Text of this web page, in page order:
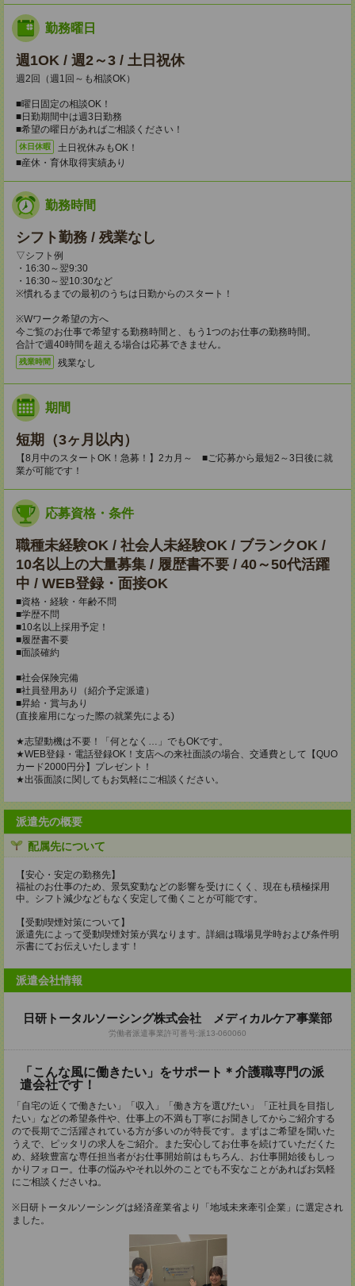
勤務曜日
週1OK / 週2～3 / 土日祝休
週2回（週1回～も相談OK）
■曜日固定の相談OK！
■日勤期間中は週3日勤務
■希望の曜日があればご相談ください！
休日休暇
土日祝休みもOK！
■産休・育休取得実績あり
勤務時間
シフト勤務 / 残業なし
▽シフト例
・16:30～翌9:30
・16:30～翌10:30など
※慣れるまでの最初のうちは日勤からのスタート！
※Wワーク希望の方へ
今ご覧のお仕事で希望する勤務時間と、もう1つのお仕事の勤務時間。
合計で週40時間を超える場合は応募できません。
残業時間 残業なし
期間
短期（3ヶ月以内）
【8月中のスタートOK！急募！】2カ月～ ■ご応募から最短2～3日後に就
業が可能です！
応募資格・条件
職種未経験OK / 社会人未経験OK / ブランクOK /
10名以上の大量募集 / 履歴書不要 / 40～50代活躍
中 / WEB登録・面接OK
■資格・経験・年齢不問
■学歴不問
■10名以上採用予定！
■履歴書不要
■面談確約
■社会保険完備
■社員登用あり（紹介予定派遣）
■昇給・賞与あり
(直接雇用になった際の就業先による)
★志望動機は不要！「何となく…」でもOKです。
★WEB登録・電話登録OK！支店への来社面談の場合、交通費として【QUO
カード2000円分】プレゼント！
★出張面談に関してもお気軽にご相談ください。
派遣先の概要
配属先について
【安心・安定の勤務先】
福祉のお仕事のため、景気変動などの影響を受けにくく、現在も積極採用
中。シフト減少などもなく安定して働くことが可能です。
【受動喫煙対策について】
派遣先によって受動喫煙対策が異なります。詳細は職場見学時および条件明
示書にてお伝えいたします！
派遣会社情報
日研トータルソーシング株式会社 メディカルケア事業部
労働者派遣事業許可番号:派13-060060
「こんな風に働きたい」をサポート＊介護職専門の派
遣会社です！
「自宅の近くで働きたい」「収入」「働き方を選びたい」「正社員を目指し
たい」などの希望条件や、仕事上の不満も丁寧にお聞きしてからご紹介する
ので長期でご活躍されている方が多いのが特長です。まずはご希望を聞いた
うえで、ピッタリの求人をご紹介。また安心してお仕事を続けていただくた
め、経験豊富な専任担当者がお仕事開始前はもちろん、お仕事開始後もしっ
かりフォロー。仕事の悩みやそれ以外のことでも不安なことがあればお気軽
にご相談くださいね。
※日研トータルソーシングは経済産業省より「地域未来牽引企業」に選定され
ました。